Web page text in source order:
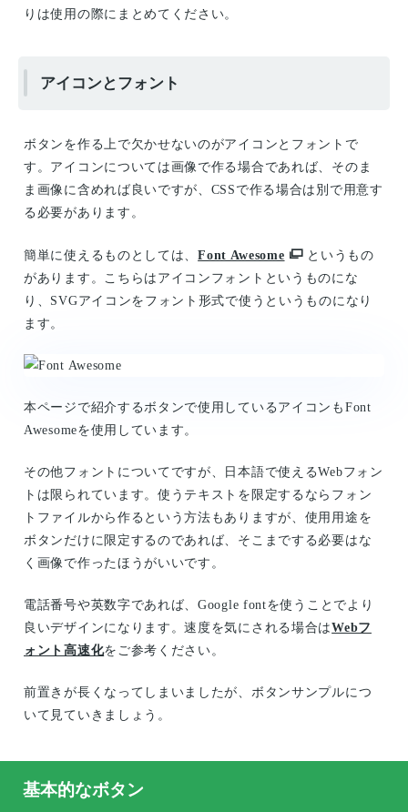
りは使用の際にまとめてください。
アイコンとフォント
ボタンを作る上で欠かせないのがアイコンとフォントで
す。アイコンについては画像で作る場合であれば、そのま
ま画像に含めれば良いですが、CSSで作る場合は別で用意す
る必要があります。
簡単に使えるものとしては、Font Awesome
というもの
があります。こちらはアイコンフォントというものにな
り、SVGアイコンをフォント形式で使うというものになり
ます。
本ページで紹介するボタンで使用しているアイコンもFont
Awesomeを使用しています。
その他フォントについてですが、日本語で使えるWebフォン
トは限られています。使うテキストを限定するならフォン
トファイルから作るという方法もありますが、使用用途を
ボタンだけに限定するのであれば、そこまでする必要はな
く画像で作ったほうがいいです。
電話番号や英数字であれば、Google fontを使うことでより
良いデザインになります。速度を気にされる場合はWebフ
ォント高速化をご参考ください。
前置きが長くなってしまいましたが、ボタンサンプルにつ
いて見ていきましょう。
基本的なボタン